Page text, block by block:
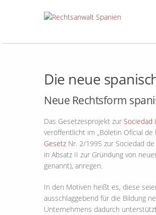
Die neue
Neue Rechtsform
Das Gesetzesprojekt zur Sociedad
veröffentlicht im „Boletin Oficial de
Gesetz Nr. 2/1995 zur Sociedad
in Absatz II zur Gründung von
genannt), anregen.
In den Motiven heißt es, diese
ausschlaggebend für die Bildung
Unternehmens dadurch